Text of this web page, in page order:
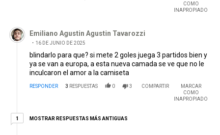
COMO
INAPROPIADO
Comentario de Emiliano Agustin Agustin Tavarozzi.
Emiliano Agustin Agustin Tavarozzi
16 DE JUNIO DE 2025
blindarlo para que? si mete 2 goles juega 3 partidos bien y
ya se van a europa, a esta nueva camada se ve que no le
inculcaron el amor a la camiseta
RESPONDER 3 RESPUESTAS 0 3 COMPARTIR
MARCAR
COMO
INAPROPIADO
11 respuesta más antiguas
MOSTRAR RESPUESTAS MÁS ANTIGUAS